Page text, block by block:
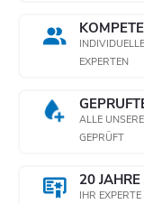
EXPERTEN
ALLE
GEPRÜFT
20
IHR